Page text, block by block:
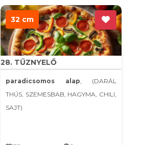
32 cm
28. TŰZNYELŐ
paradicsomos alap, (DARÁL
THÚS, SZEMESBAB, HAGYMA, CHILI,
SAJT)